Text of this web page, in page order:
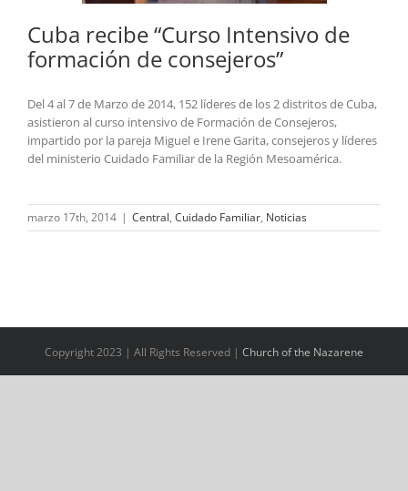
Cuba recibe “Curso Intensivo de
formación de consejeros”
Del 4 al 7 de Marzo de 2014, 152 líderes de los 2 distritos de Cuba,
asistieron al curso intensivo de Formación de Consejeros,
impartido por la pareja Miguel e Irene Garita, consejeros y líderes
del ministerio Cuidado Familiar de la Región Mesoamérica.
marzo 17th, 2014 | Central, Cuidado Familiar, Noticias
Copyright 2023 | All Rights Reserved | Church of the Nazarene